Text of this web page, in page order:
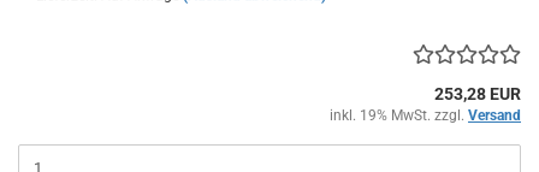
253,28 EUR
inkl. 19% MwSt. zzgl. Versand